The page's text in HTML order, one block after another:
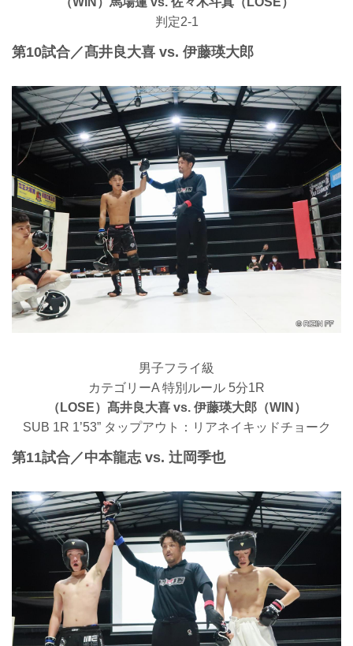
判定2-1
第10試合／髙井良大喜 vs. 伊藤瑛大郎
男子フライ級
カテゴリーA 特別ルール 5分1R
（LOSE）髙井良大喜 vs. 伊藤瑛大郎（WIN）
SUB 1R 1’53” タップアウト：リアネイキッドチョーク
第11試合／中本龍志 vs. 辻岡季也